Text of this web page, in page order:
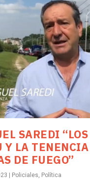
SAREDI “LOS
Y LA TENENCIA
DE FUEGO”
| Policiales Política